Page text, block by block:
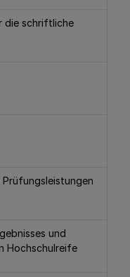
die schriftliche
und
Hochschulreife